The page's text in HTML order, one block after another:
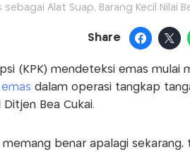
sebagai Alat Suap, Barang Kecil Nilai
Share
(KPK) mendeteksi emas mulai
emas dalam operasi tangkap
Bea Cukai.
benar apalagi sekarang,